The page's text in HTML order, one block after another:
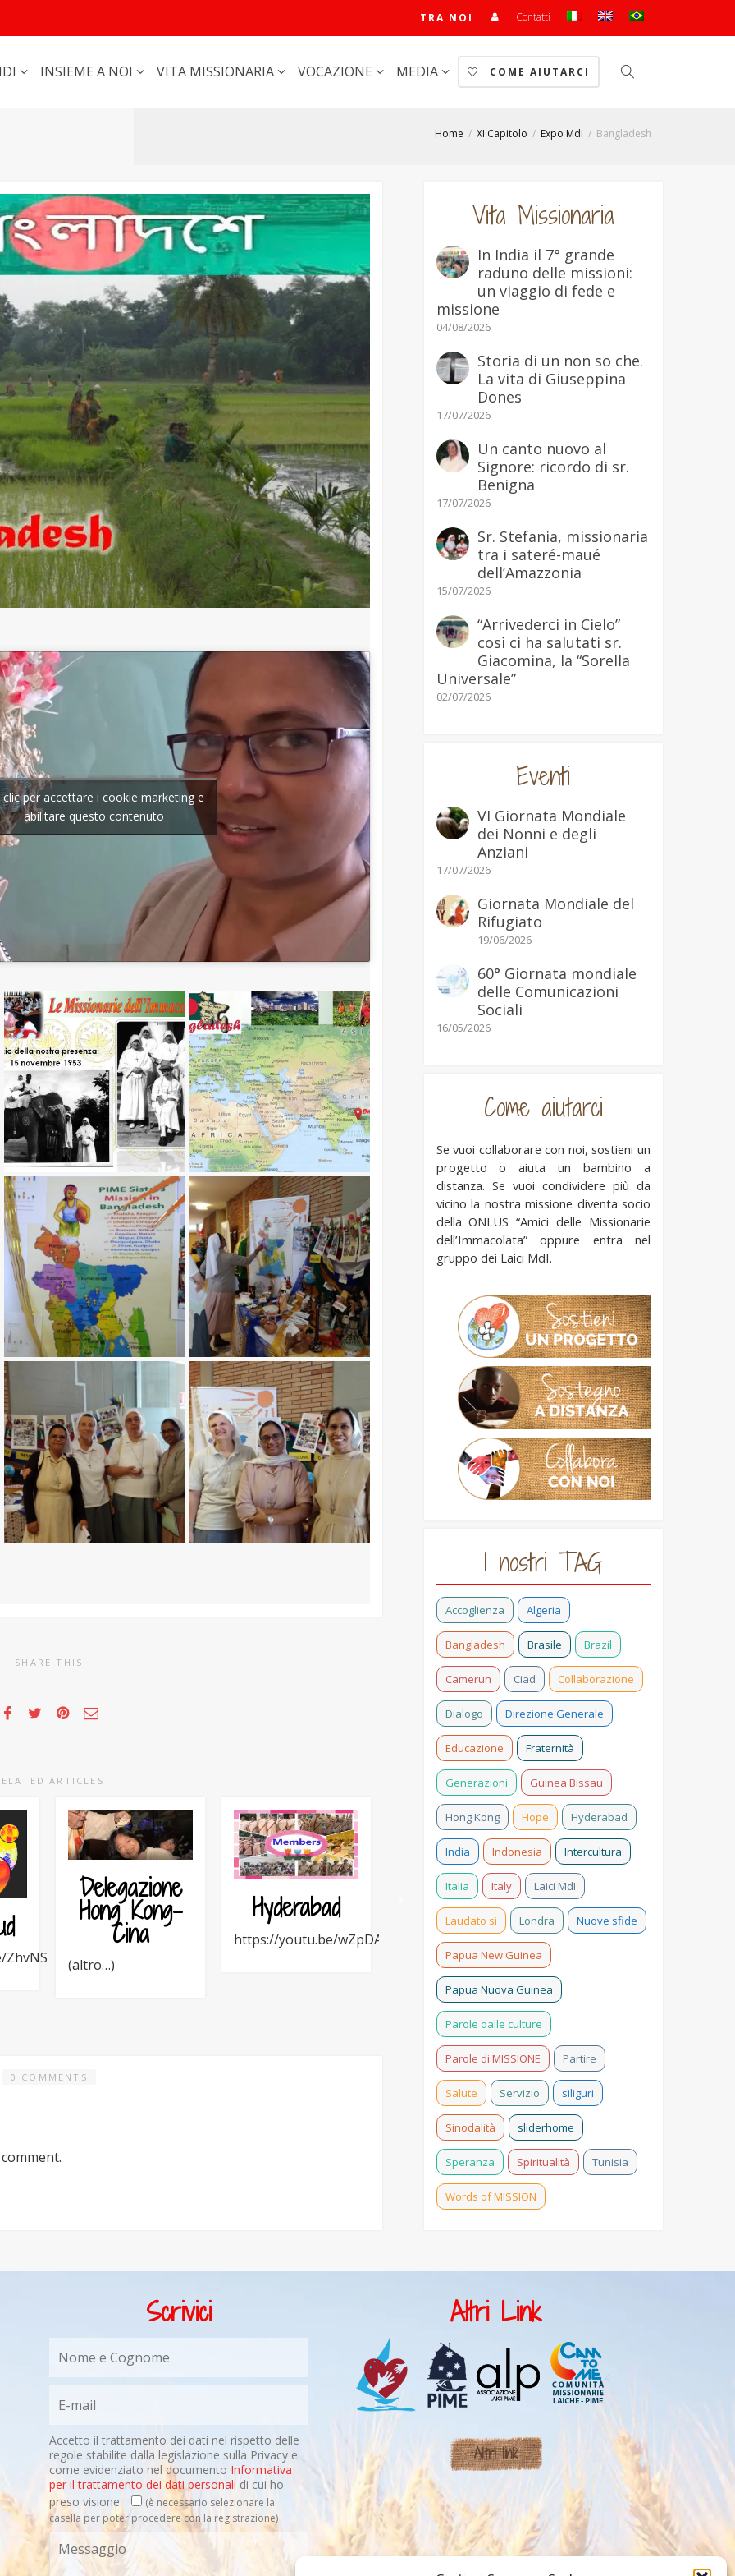
TRA NOI Contatti
INSIEME A NOI VITA MISSIONARIA VOCAZIONE MEDIA COME AIUTARCI
Home XI Capitolo Expo MdI Bangladesh
clic per accettare i cookie marketing e
abilitare questo contenuto
SHARE THIS
ARTICLES
Delegazione
Hong Kong-
Cina
(altro…)
Hyderabad
https://youtu.be/wZpDAM9fUQM
Algeria
https://youtu.be/jrTVnQ6P-
Vijayawada
https://youtu.be/
0 COMMENTS
Vita Missionaria
In India il 7° grande
raduno delle missioni:
un viaggio di fede e
missione
04/08/2026
Storia di un non so che.
La vita di Giuseppina
Dones
17/07/2026
Un canto nuovo al
Signore: ricordo di sr.
Benigna
17/07/2026
Sr. Stefania, missionaria
tra i sateré-maué
dell’Amazzonia
15/07/2026
“Arrivederci in Cielo”
così ci ha salutati sr.
Giacomina, la “Sorella
Universale”
02/07/2026
Eventi
VI Giornata Mondiale
dei Nonni e degli
Anziani
17/07/2026
Giornata Mondiale del
Rifugiato
19/06/2026
60° Giornata mondiale
delle Comunicazioni
Sociali
16/05/2026
Come aiutarci
Se vuoi collaborare con noi, sostieni un
progetto o aiuta un bambino a
distanza. Se vuoi condividere più da
vicino la nostra missione diventa socio
della ONLUS “Amici delle Missionarie
dell’Immacolata” oppure entra nel
gruppo dei Laici MdI.
I nostri TAG
Accoglienza Algeria
Bangladesh Brasile Brazil
Camerun Ciad Collaborazione
Dialogo Direzione Generale
Educazione Fraternità
Generazioni Guinea Bissau
Hong Kong Hope Hyderabad
India Indonesia Intercultura
Italia Italy Laici MdI
Laudato si Londra Nuove sfide
Papua New Guinea
Papua Nuova Guinea
Parole dalle culture
Parole di MISSIONE Partire
Salute Servizio siliguri
Sinodalità sliderhome
Speranza Spiritualità Tunisia
Words of MISSION
Scrivici
Accetto il trattamento dei dati nel rispetto delle
regole stabilite dalla legislazione sulla Privacy e
come evidenziato nel documento Informativa
per il trattamento dei dati personali di cui ho
preso visione
(è necessario selezionare la
casella per poter procedere con la registrazione)
Altri Link
Altri link